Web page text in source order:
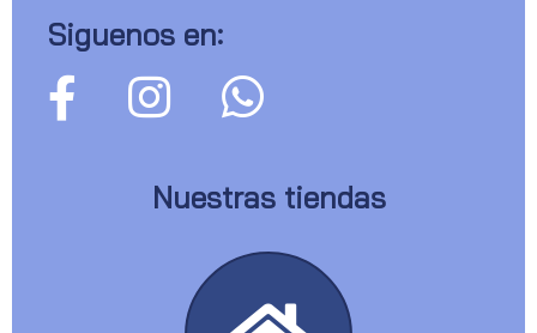
Siguenos en:
Nuestras tiendas